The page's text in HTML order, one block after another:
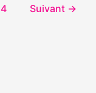
4 Suivant →